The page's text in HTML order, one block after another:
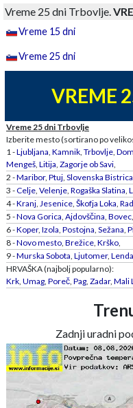
Vreme 25 dni Trbovlje.
Vreme 15 dni
Vreme 25 dni
VREME
Vreme 25 dni Trbovlje
Izberite mesto (sortirano po
1 -Ljubljana, Kamnik, Trbovlje,
Mengeš, Litija, Zagorje ob Savi,
2 -Maribor, Ptuj, Slovenska Bistrica
3 -Celje, Velenje, Rogaška Slatina,
4 -Kranj, Jesenice, Škofja Loka,
5 -Nova Gorica, Ajdovščina, Bovec,
6 -Koper, Izola, Postojna, Sežana,
8 -Novo mesto, Brežice, Krško,
9 -Murska Sobota, Ljutomer,
HRVAŠKA (najbolj popularno):
Krk, Umag, Poreč, Pag, Zadar, Mali
Zadnji uradni